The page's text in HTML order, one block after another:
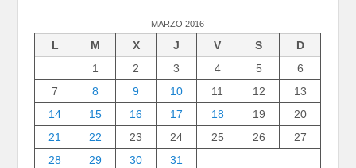
MARZO 2016
L M X J V S
D
1
2 3 4 5
6
7
8 9 10 11 12
13
14
15 16 17 18 19
20
21
22 23 24 25 26
27
28
29 30
31